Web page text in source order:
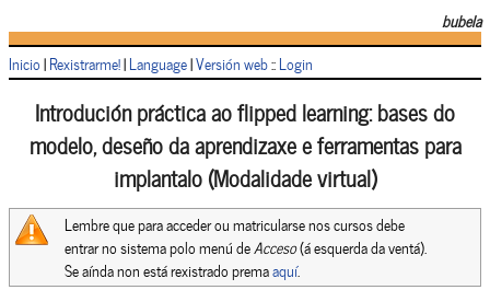
bubela
Inicio|Rexistrarme!|Language|Versión web::Login
Introdución práctica ao flipped learning: bases do
modelo, deseño da aprendizaxe e ferramentas para
implantalo (Modalidade virtual)
Lembre que para acceder ou matricularse nos cursos debe
entrar no sistema polo menú deAcceso(á esquerda da ventá).
Se aínda non está rexistrado premaaquí.